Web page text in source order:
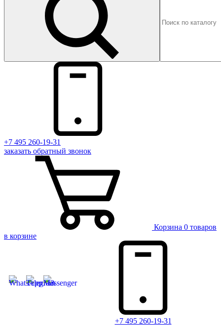
+7 495 260-19-31
заказать обратный звонок
Корзина 0 товаров
в корзине
+7 495 260-19-31